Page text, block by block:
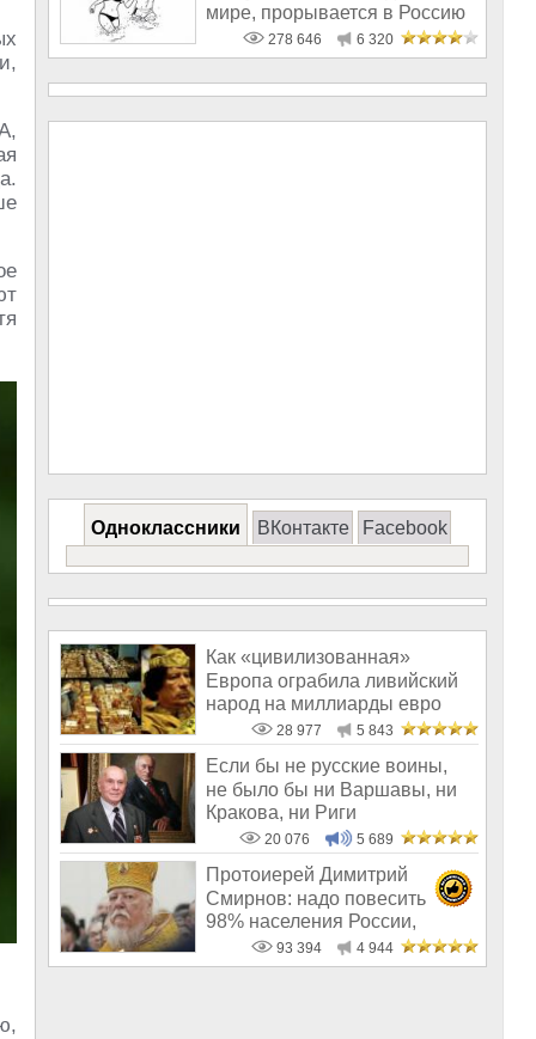
мире, прорывается в Россию
278 646 6 320
Одноклассники ВКонтакте Facebook
Как «цивилизованная»
Европа ограбила ливийский
народ на миллиарды евро
28 977 5 843
Если бы не русские воины,
не было бы ни Варшавы, ни
Кракова, ни Риги
20 076 5 689
Протоиерей Димитрий
Смирнов: надо повесить
98% населения России,
чтобы восторжество
93 394 4 944